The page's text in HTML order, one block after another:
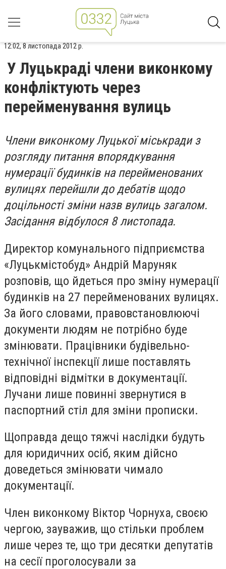
12:02, 8 листопада 2012 р.
У Луцькраді члени виконкому
конфліктують через
перейменування вулиць
Члени виконкому Луцької міськради з
розгляду питання впорядкування
нумерації будинків на перейменованих
вулицях перейшли до дебатів щодо
доцільності зміни назв вулиць загалом.
Засідання відбулося 8 листопада.
Директор комунального підприємства
«Луцькмістобуд» Андрій Маруняк
розповів, що йдеться про зміну нумерації
будинків на 27 перейменованих вулицях.
За його словами, правовстановлюючі
документи людям не потрібно буде
змінювати. Працівники будівельно-
технічної інспекції лише поставлять
відповідні відмітки в документації.
Лучани лише повинні звернутися в
паспортний стіл для зміни прописки.
Щоправда дещо тяжчі наслідки будуть
для юридичних осіб, яким дійсно
доведеться змінювати чимало
документації.
Член виконкому Віктор Чорнуха, своєю
чергою, зауважив, що стільки проблем
лише через те, що три десятки депутатів
на сесії проголосували за